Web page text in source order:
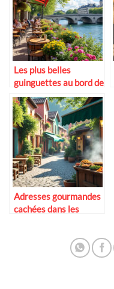
Les plus belles
guinguettes au bord de
la Seine
Adresses gourmandes
cachées dans les